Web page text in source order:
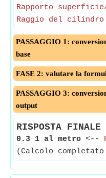
Rapporto
Raggio del
PASSAGGIO 1:
base
FASE 2: valutare la
PASSAGGIO 3:
output
RISPOSTA FINALE
0.3 1 al metro <--
(Calcolo